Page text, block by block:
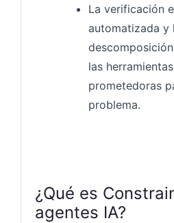
La verificación
automatizada y
las
prometedoras
problema.
¿Qué es
agentes IA?